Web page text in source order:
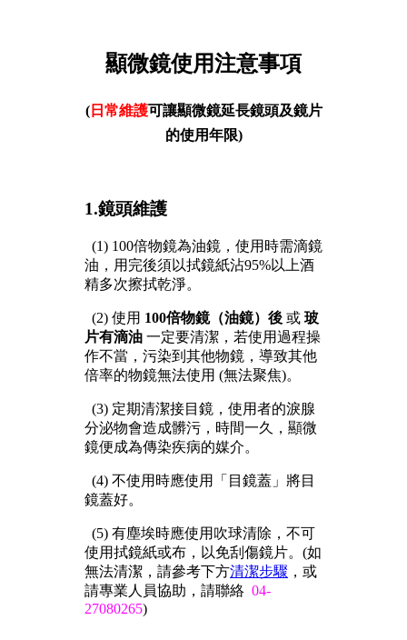
顯微鏡使用注意事項
(日常維護可讓顯微鏡延長鏡頭及鏡片
的使用年限)
1.鏡頭維護
(1) 100倍物鏡為油鏡，使用時需滴鏡
油，用完後須以拭鏡紙沾95%以上酒
精多次擦拭乾淨。
(2) 使用 100倍物鏡（油鏡）後 或 玻
片有滴油 一定要清潔，若使用過程操
作不當，污染到其他物鏡，導致其他
倍率的物鏡無法使用 (無法聚焦)。
(3) 定期清潔接目鏡，使用者的淚腺
分泌物會造成髒污，時間一久，顯微
鏡便成為傳染疾病的媒介。
(4) 不使用時應使用「目鏡蓋」將目
鏡蓋好。
(5) 有塵埃時應使用吹球清除， 不可
使用拭鏡紙或布 ，以免刮傷鏡片。(如
無法清潔，請參考下方清潔步驟 ，或
請專業人員協助， 請聯絡 04-
27080265)